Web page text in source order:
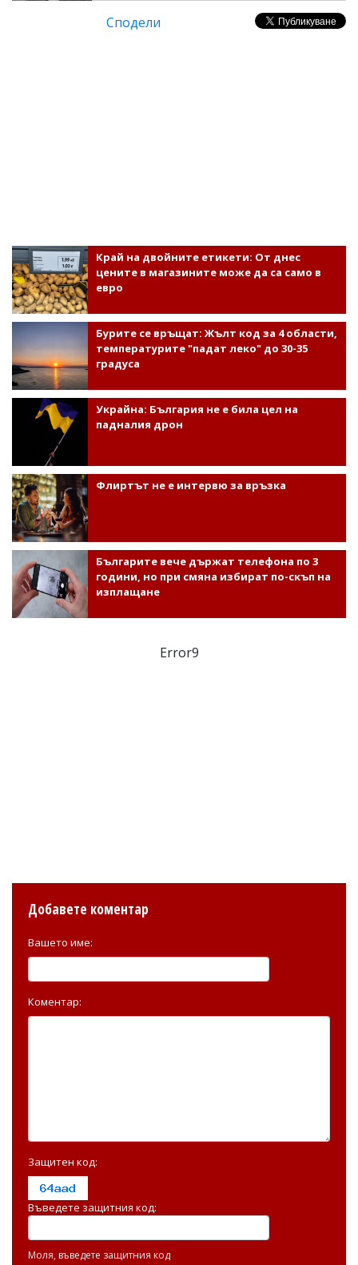
Сподели
Край на двойните етикети: От днес
цените в магазините може да са само в
евро
Бурите се връщат: Жълт код за 4 области,
температурите "падат леко" до 30-35
градуса
Украйна: България не е била цел на
падналия дрон
Флиртът не е интервю за връзка
Българите вече държат телефона по 3
години, но при смяна избират по-скъп на
изплащане
Error9
Добавете коментар
Вашето име:
Коментар:
Защитен код:
Въведете защитния код:
Моля, въведете защитния код